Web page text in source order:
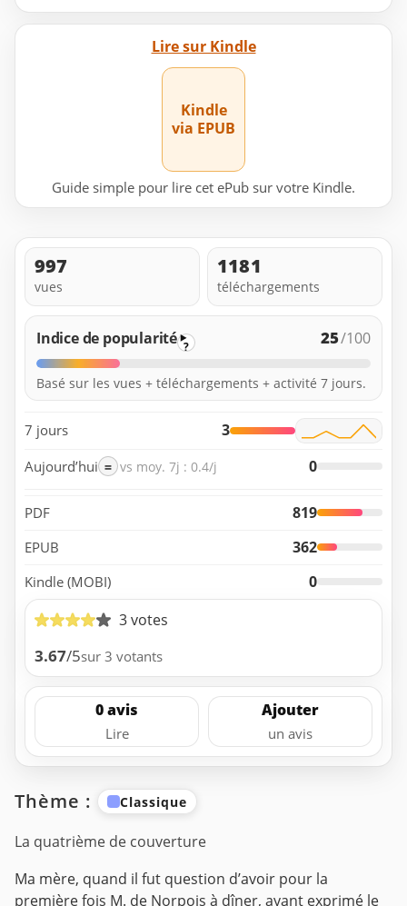
Lire sur Kindle
Kindle
via EPUB
Guide simple pour lire cet ePub sur votre Kindle.
997
vues
1181
téléchargements
Indice de popularité ? 25/100
Basé sur les vues + téléchargements + activité 7 jours.
7 jours 3
Aujourd’hui = vs moy. 7j : 0.4/j 0
PDF 819
EPUB 362
Kindle (MOBI)
0
3 votes
3.67/5sur 3 votants
0 avis
Lire
Ajouter
un avis
Thème : Classique
La quatrième de couverture
Ma mère, quand il fut question d’avoir pour la
première fois M. de Norpois à dîner, ayant exprimé le